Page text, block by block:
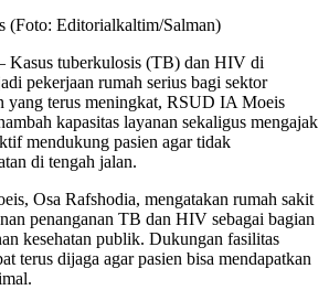
(Foto: Editorialkaltim/Salman)
Kasus tuberkulosis (TB) dan HIV di
pekerjaan rumah serius bagi sektor
yang terus meningkat, RSUD IA Moeis
kapasitas layanan sekaligus mengajak
mendukung pasien agar tidak
di tengah jalan.
Osa Rafshodia, mengatakan rumah sakit
penanganan TB dan HIV sebagai bagian
kesehatan publik. Dukungan fasilitas
terus dijaga agar pasien bisa mendapatkan